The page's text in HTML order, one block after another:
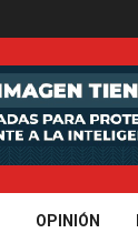
OPINIÓN